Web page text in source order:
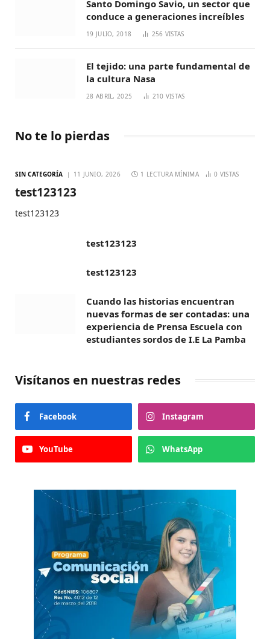
Santo Domingo Savio, un sector que
conduce a generaciones increíbles
19 JULIO, 2018 256 VISTAS
El tejido: una parte fundamental de
la cultura Nasa
28 ABRIL, 2025 210 VISTAS
No te lo pierdas
SIN CATEGORÍA 11 JUNIO, 2026 1 LECTURA MÍNIMA 0 VISTAS
test123123
test123123
test123123
test123123
Cuando las historias encuentran
nuevas formas de ser contadas: una
experiencia de Prensa Escuela con
estudiantes sordos de I.E La Pamba
Visítanos en nuestras redes
Facebook Instagram
YouTube WhatsApp